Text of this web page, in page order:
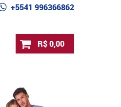
+5541 996366862
R$ 0,00